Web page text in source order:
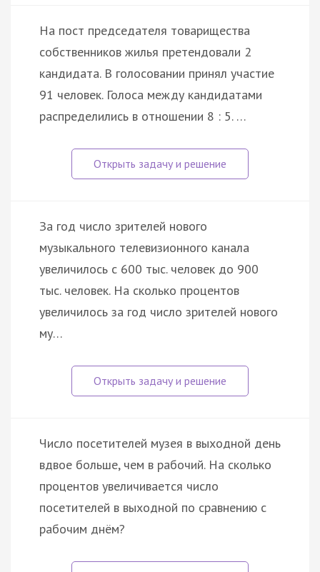
На пост председателя товарищества
собственников жилья претендовали 2
кандидата. В голосовании принял участие
91 человек. Голоса между кандидатами
распределились в отношении 8 : 5. …
За год число зрителей нового
музыкального телевизионного канала
увеличилось с 600 тыс. человек до 900
тыс. человек. На сколько процентов
увеличилось за год число зрителей нового
му…
Число посетителей музея в выходной день
вдвое больше, чем в рабочий. На сколько
процентов увеличивается число
посетителей в выходной по сравнению с
рабочим днём?